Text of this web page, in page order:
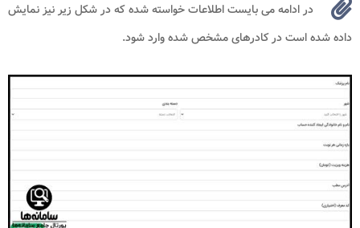
در ادامه می بایست اطلاعات خواسته شده که در شکل زیر نیز نمایش
داده شده است در کادرهای مشخص شده وارد شود.